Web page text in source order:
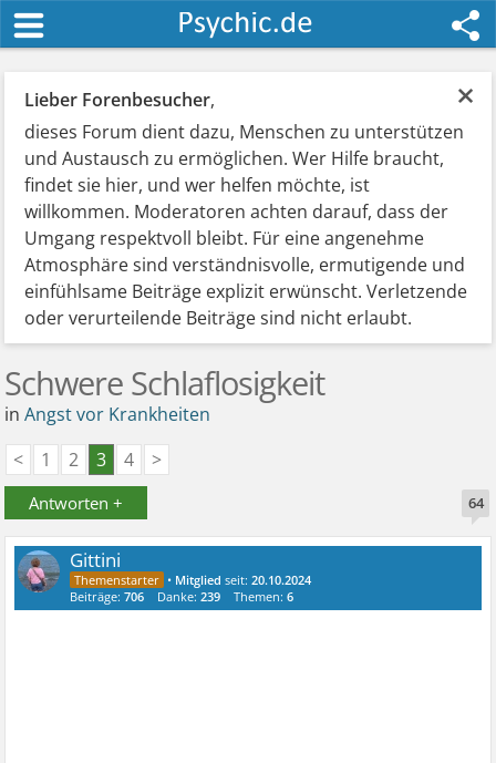
×
Lieber Forenbesucher,
dieses Forum dient dazu, Menschen zu unterstützen
und Austausch zu ermöglichen. Wer Hilfe braucht,
findet sie hier, und wer helfen möchte, ist
willkommen. Moderatoren achten darauf, dass der
Umgang respektvoll bleibt. Für eine angenehme
Atmosphäre sind verständnisvolle, ermutigende und
einfühlsame Beiträge explizit erwünscht. Verletzende
oder verurteilende Beiträge sind nicht erlaubt.
Schwere Schlaflosigkeit
inAngst vor Krankheiten
<
1 2 3 4 >
Antworten + 64
Gittini
• Mitglied seit:20.10.2024
Beiträge:706 Danke:239 Themen:6